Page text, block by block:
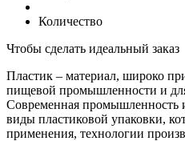
Количество
Чтобы сделать идеальный заказ
Пластик – материал, широко
пищевой промышленности и
Современная промышленность
виды пластиковой упаковки,
применения, технологии